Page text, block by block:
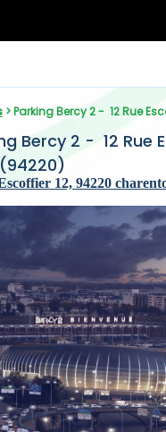
> Parking Bercy 2 -  12 Rue
Bercy 2 -  12 Rue
12, 94220